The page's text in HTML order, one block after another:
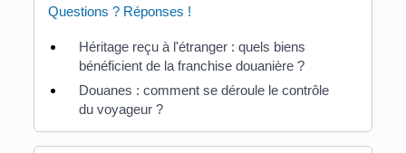
Questions ? Réponses !
Héritage reçu à l'étranger : quels biens
bénéficient de la franchise douanière ?
Douanes : comment se déroule le contrôle
du voyageur ?